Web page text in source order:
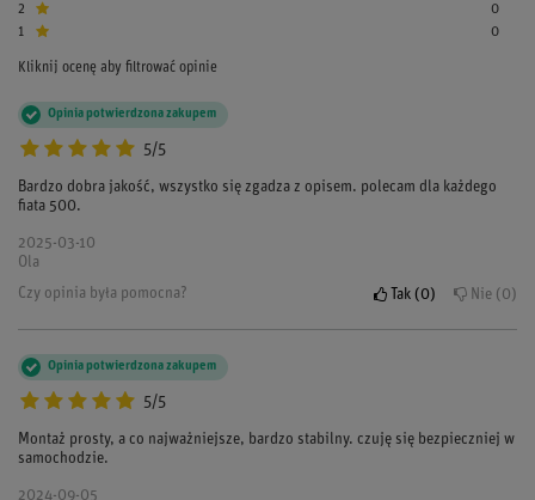
2
0
1
0
Kliknij ocenę aby filtrować opinie
5/5
Opinia potwierdzona zakupem
Bardzo dobra jakość, wszystko się zgadza z opisem. polecam dla każdego
fiata 500.
2025-03-10
Ola
Czy opinia była pomocna?
Tak 0 Nie 0
5/5
Opinia potwierdzona zakupem
Montaż prosty, a co najważniejsze, bardzo stabilny. czuję się bezpieczniej w
samochodzie.
2024-09-05